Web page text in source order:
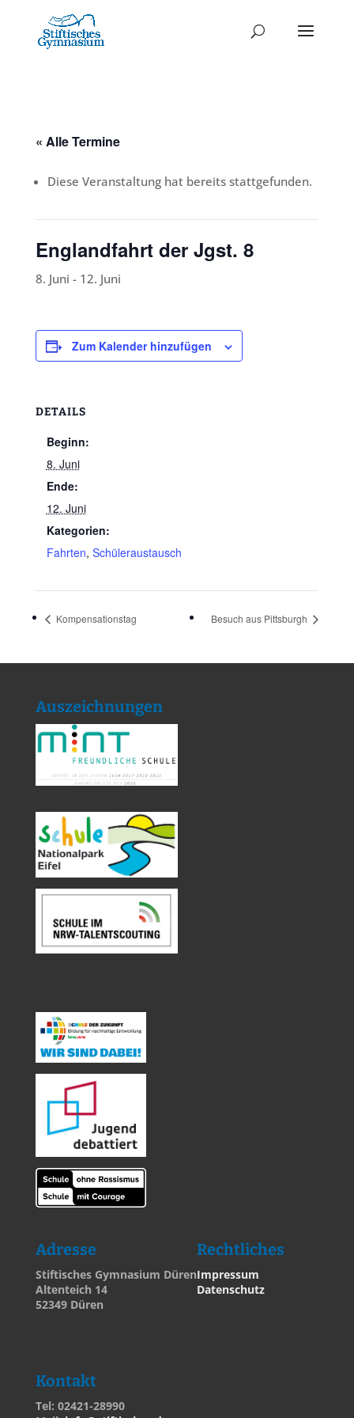
« Alle Termine
Diese Veranstaltung hat bereits stattgefunden.
Englandfahrt der Jgst. 8
8. Juni - 12. Juni
Zum Kalender hinzufügen
DETAILS
Beginn:
8. Juni
Ende:
12. Juni
Kategorien:
Fahrten, Schüleraustausch
Kompensationstag Besuch aus Pittsburgh
Auszeichnungen
Adresse
Stiftisches Gymnasium Düren
Altenteich 14
52349 Düren
Rechtliches
Impressum
Datenschutz
Kontakt
Tel: 02421-28990